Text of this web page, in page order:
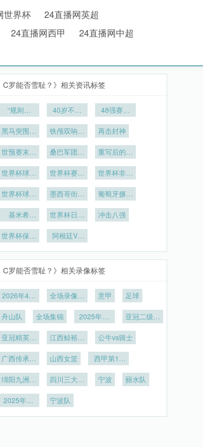
世界杯
24直播网英超
24直播网西甲
24直播网中超
C罗能否雪耻？》相关资讯标签
“规则之
杯新规封存
意密码”
40岁不老
48强赛制
晋级后的淘
则拆解
黑马突围的
格局裂变**
铁颅双响：
再击封神
世预赛末轮
大洲出线积
度拆解
桑巴军团横
重写后的标
<br /> <br
/> **越位判
罚精准度与
边裁跑动负
荷的量化关
系研究——
世界杯球迷
豚致多人中
世界杯赛场
世界杯非洲
出征展现力
世界杯球场
情侣热吻
墨西哥街头
界杯另一张
葡萄牙摒弃
基米希
杯：拜仁队
袖？
世界杯日本
光
冲击八强
世界杯保加
阿根廷VS
利直播
C罗能否雪耻？》相关录像标签
2026年4月
全场录像回
意甲 足球
舟山队 全场集锦
2025年12
亚冠二级小
亚冠精英联
6轮
江西鲸裕清
公牛vs骑士
广西传承明
凰橡胶
山西女篮
西甲第15
绵阳九洲长
四川三大球
宁波 丽水队
2025年11
宁波队